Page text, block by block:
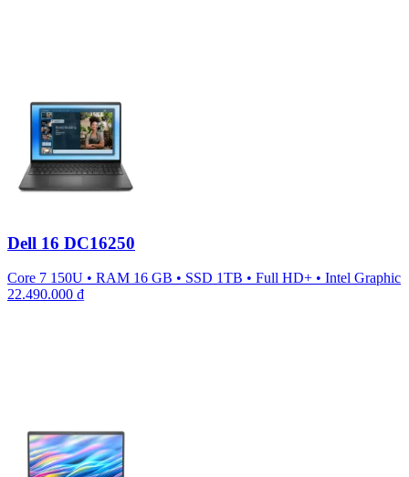
Dell 16 DC16250
Core 7 150U • RAM 16 GB • SSD 1TB • Full HD+ • Intel Graphic
22.490.000 ₫